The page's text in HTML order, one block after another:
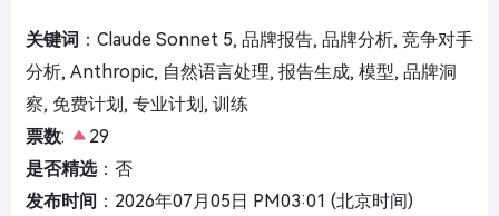
关键词 ：Claude Sonnet 5, 品牌报告, 品牌分析, 竞争对手
分析, Anthropic, 自然语言处理, 报告生成, 模型, 品牌洞
察, 免费计划, 专业计划, 训练
票数:
29
是否精选：否
发布时间 ：2026年07月05日 PM03:01 (北京时间)